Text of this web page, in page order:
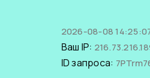
2026-08-08
Ваш IP:
ID запроса: